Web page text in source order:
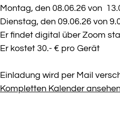
Montag, den 08.06.26 von
Dienstag, den 09.06.26 von
Er findet digital über Zoom
Er kostet 30.- € pro Gerät
Einladung wird per Mail
Kompletten Kalender